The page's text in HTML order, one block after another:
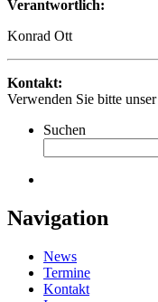
Verantwortlich:
Konrad Ott
Kontakt:
Verwenden Sie bitte unser
Suchen
Navigation
News
Termine
Kontakt